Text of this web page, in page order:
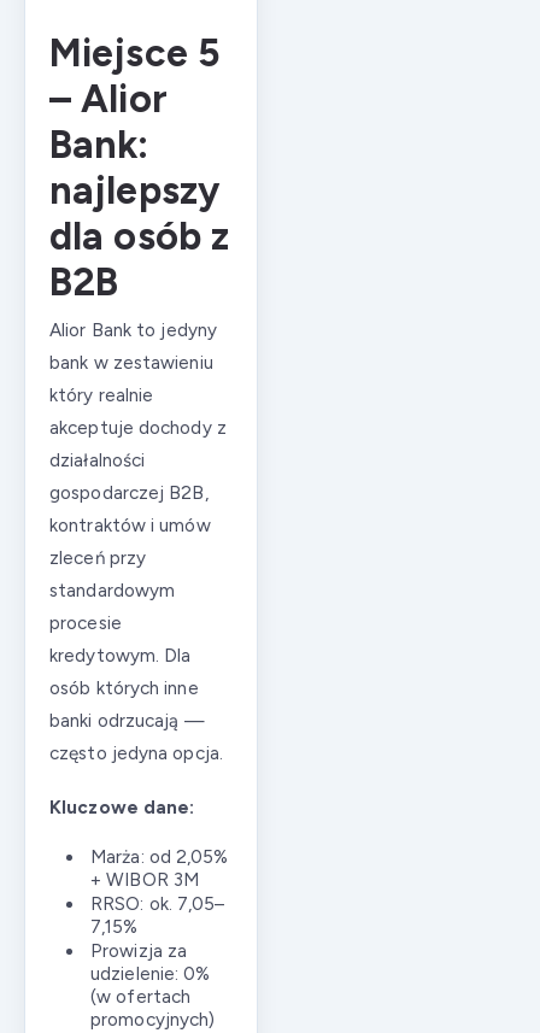
Miejsce 5
– Alior
Bank:
najlepszy
dla osób z
B2B
Alior Bank to jedyny
bank w zestawieniu
który realnie
akceptuje dochody z
działalności
gospodarczej B2B,
kontraktów i umów
zleceń przy
standardowym
procesie
kredytowym. Dla
osób których inne
banki odrzucają —
często jedyna opcja.
Kluczowe dane:
Marża: od 2,05%
+ WIBOR 3M
RRSO: ok. 7,05–
7,15%
Prowizja za
udzielenie: 0%
(w ofertach
promocyjnych)